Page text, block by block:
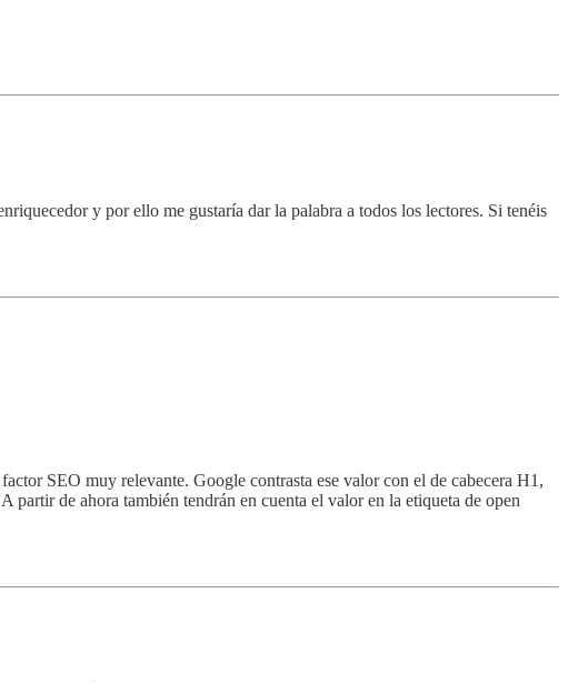
y por ello me gustaría dar la palabra a todos los lectores. Si tenéis
SEO muy relevante. Google contrasta ese valor con el de cabecera H1,
partir de ahora también tendrán en cuenta el valor en la etiqueta de open